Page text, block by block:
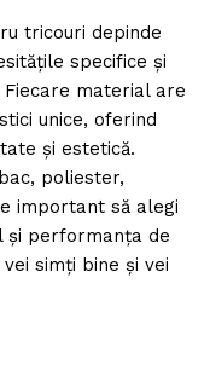
tricouri depinde
specifice și
material are
unice, oferind
și estetică.
poliester,
important să alegi
și performanța de
simți bine și vei